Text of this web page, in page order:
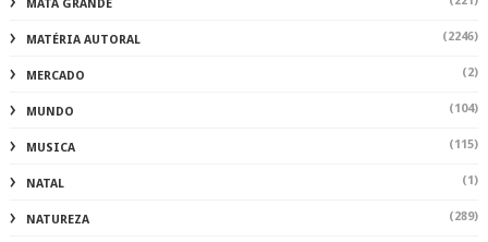
MATA GRANDE
MATÉRIA AUTORAL (2246)
MERCADO (2)
MUNDO (104)
MUSICA (115)
NATAL (1)
NATUREZA (289)